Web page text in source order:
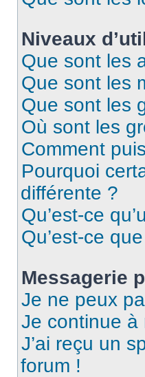
Niveaux
Que sont les
Que sont les
Que sont les
Où sont les
Comment
Pourquoi
différente ?
Qu’est-ce
Qu’est-ce
Messagerie
Je ne peux
Je continue à
J’ai reçu un
forum !